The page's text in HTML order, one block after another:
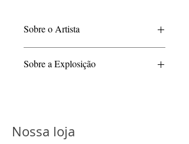
Sobre o Artista
grafite brasileiro, utiliza sua arte para
trabalho.
Sobre a Explosição
mas do fogo, das pedras, do barro e do
espírito.
Nossa loja